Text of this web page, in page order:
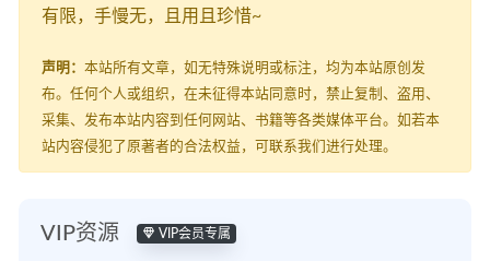
有限，手慢无，且用且珍惜~
声明： 本站所有文章，如无特殊说明或标注，均为本站原创发
布。任何个人或组织，在未征得本站同意时，禁止复制、盗用、
采集、发布本站内容到任何网站、书籍等各类媒体平台。如若本
站内容侵犯了原著者的合法权益，可联系我们进行处理。
VIP资源 VIP会员专属